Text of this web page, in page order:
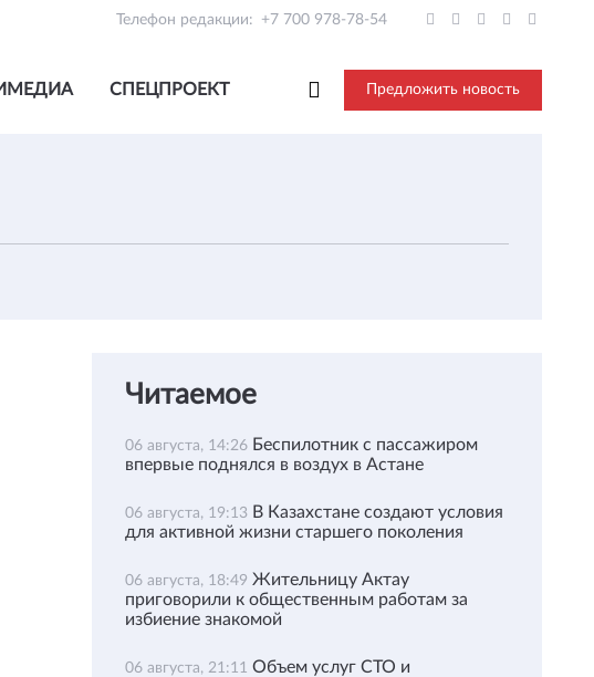
Телефон редакции: +7 700 978-78-54
СПЕЦПРОЕКТ Предложить новость
Читаемое
06 августа, 14:26 Беспилотник с пассажиром
впервые поднялся в воздух в Астане
06 августа, 19:13 В Казахстане создают условия
для активной жизни старшего поколения
06 августа, 18:49 Жительницу Актау
приговорили к общественным работам за
избиение знакомой
06 августа, 21:11 Объем услуг СТО и